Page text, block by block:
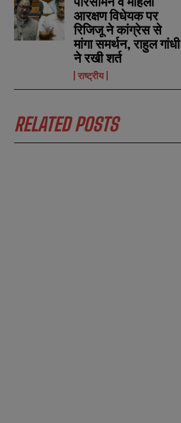
आरक्षण विधेयक पर
रिजिजू ने कांग्रेस से
मांगा समर्थन, राहुल गांधी
ने रखी शर्त
राष्ट्रीय
RELATED POSTS